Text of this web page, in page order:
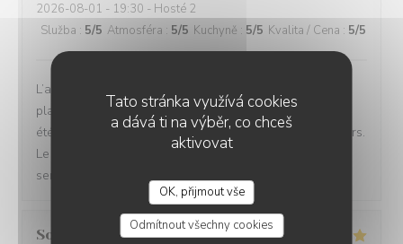
Tato stránka využívá cookies
a dává ti na výběr, co chceš
aktivovat
OK, přijmout vše
Odmítnout všechny cookies
2026-08-01 - 19:30 - Hosté 2
Služba : 5/5 Atmosféra : 5/5 Kuchyně : 5/5 Kvalita / Cena : 5/5
L’accueil est très bon, nous avons pris la formule en 5
plats, quel voyage! Le service est parfait, et nous avons
été agréablement surpris par les associations de saveurs.
Le prix est raisonnable au vu du travail fourni, chef et
service au top.
Sophie